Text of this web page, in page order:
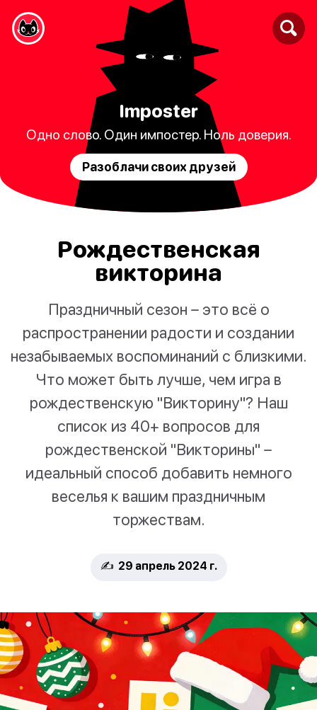
Imposter
Одно слово. Один импостер. Ноль доверия.
Разоблачи своих друзей
Рождественская
викторина
Праздничный сезон – это всё о
распространении радости и создании
незабываемых воспоминаний с близкими.
Что может быть лучше, чем игра в
рождественскую "Викторину"? Наш
список из 40+ вопросов для
рождественской "Викторины" –
идеальный способ добавить немного
веселья к вашим праздничным
торжествам.
✍️ 29 апрель 2024 г.